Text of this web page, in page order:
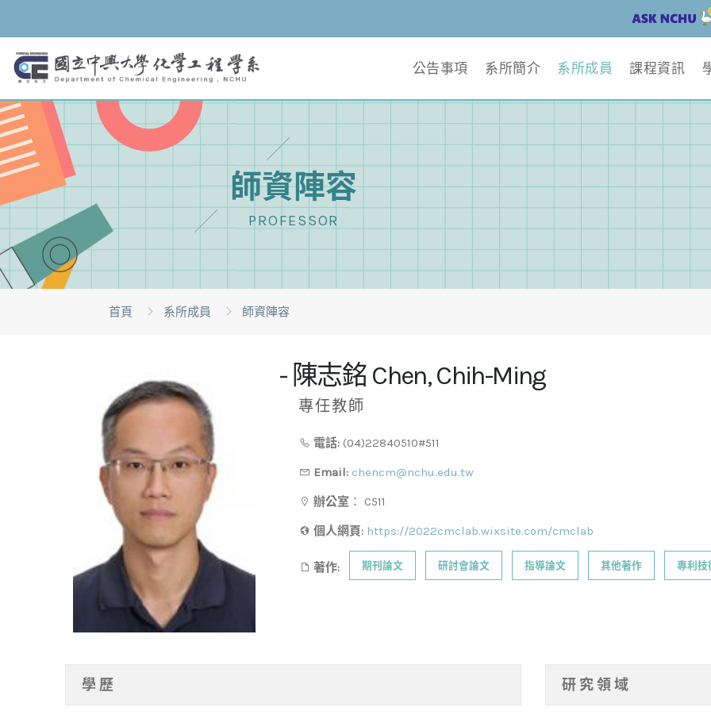
公告事項 系所簡介 系所成員 課程資訊
師資陣容
PROFESSOR
首頁 系所成員 師資陣容
- 陳志銘 Chen, Chih-Ming
專任教師
電話: (04)22840510#511
Email: chencm@nchu.edu.tw
辦公室 ： C511
個人網頁: https://2022cmclab.wixsite.com/cmclab
著作: 期刊論文 研討會論文 指導論文 其他著作 專利技
學 歷 研 究 領 域